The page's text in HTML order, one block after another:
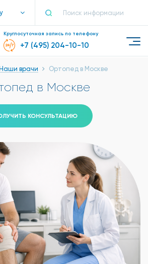
Круглосуточная запись по телефону
+7 (495) 204-10-10
Наши врачи Ортопед в Москве
в Москве
КОНСУЛЬТАЦИЮ